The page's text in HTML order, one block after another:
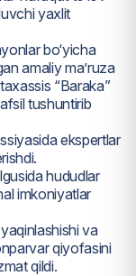
yaxlit
bo‘yicha
amaliy ma’ruza
“Baraka”
tushuntirib
ekspertlar
hududlar
imkoniyatlar
va
qiyofasini
qildi.